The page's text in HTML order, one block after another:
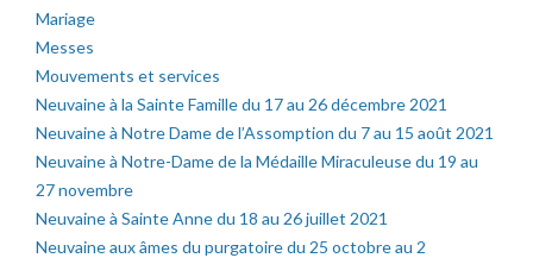
Mariage
Messes
Mouvements et services
Neuvaine à la Sainte Famille du 17 au 26 décembre 2021
Neuvaine à Notre Dame de l’Assomption du 7 au 15 août 2021
Neuvaine à Notre-Dame de la Médaille Miraculeuse du 19 au
27 novembre
Neuvaine à Sainte Anne du 18 au 26 juillet 2021
Neuvaine aux âmes du purgatoire du 25 octobre au 2